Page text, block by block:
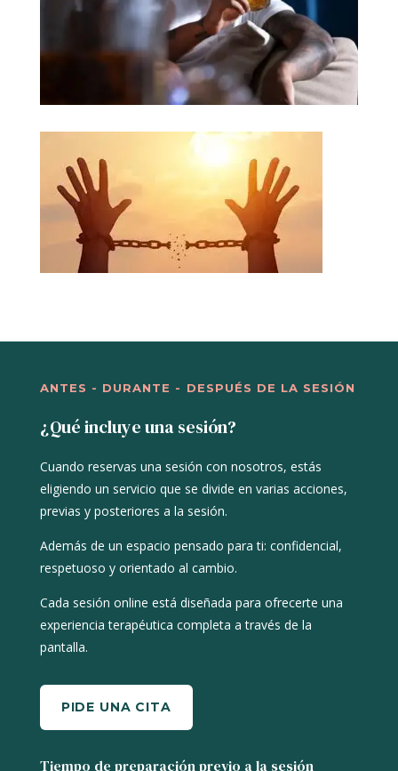
ANTES - DURANTE - DESPUÉS DE LA SESIÓN
¿Qué incluye una sesión?
Cuando reservas una sesión con nosotros, estás
eligiendo un servicio que se divide en varias acciones,
previas y posteriores a la sesión.
Además de un espacio pensado para ti: confidencial,
respetuoso y orientado al cambio.
Cada sesión online está diseñada para ofrecerte una
experiencia terapéutica completa a través de la
pantalla.
PIDE UNA CITA
Tiempo de preparación previo a la sesión